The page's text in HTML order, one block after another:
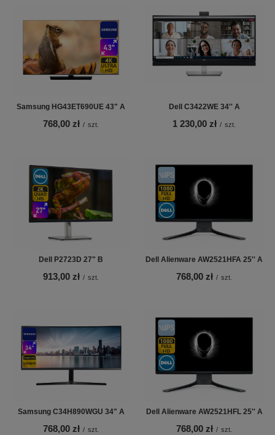
Samsung HG43ET690UE 43" A
768,00 zł / szt.
Dell C3422WE 34'' A
1 230,00 zł / szt.
Dell P2723D 27" B
913,00 zł / szt.
Dell Alienware AW2521HFA 25'' A
768,00 zł / szt.
Samsung C34H890WGU 34" A
768,00 zł / szt.
Dell Alienware AW2521HFL 25'' A
768,00 zł / szt.